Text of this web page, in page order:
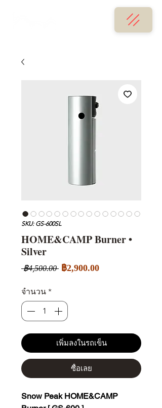
SKU: GS-600SL
HOME&CAMP Burner •
Silver
฿4,500.00 ราคา
฿2,900.00ราคา
จำนวน *
เพิ่มลงในรถเข็น
ซื้อเลย
Snow Peak HOME&CAMP